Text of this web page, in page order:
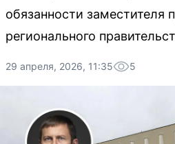
обязанности заместителя
регионального
29 апреля, 2026, 11:35 5